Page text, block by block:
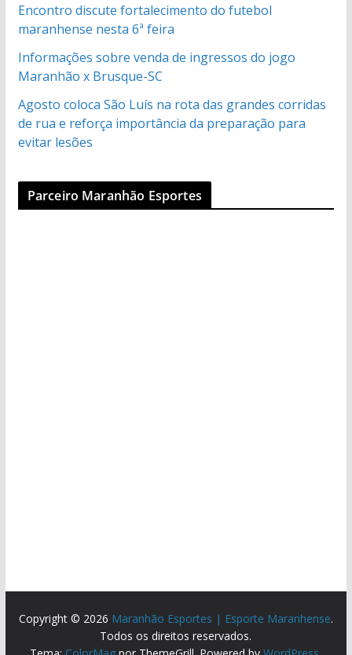
Encontro discute fortalecimento do futebol
maranhense nesta 6ª feira
Informações sobre venda de ingressos do jogo
Maranhão x Brusque-SC
Agosto coloca São Luís na rota das grandes corridas
de rua e reforça importância da preparação para
evitar lesões
Parceiro Maranhão Esportes
Copyright © 2026 Maranhão Esportes | Esporte Maranhense.
Todos os direitos reservados.